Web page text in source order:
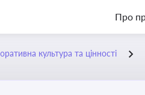
Про
культура та цінності